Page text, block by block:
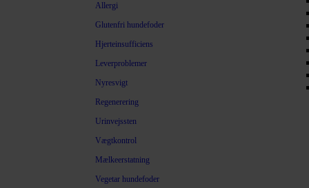
Allergi
Glutenfri hundefoder
Hjerteinsufficiens
Leverproblemer
Nyresvigt
Regenerering
Urinvejssten
Vægtkontrol
Mælkeerstatning
Vegetar hundefoder